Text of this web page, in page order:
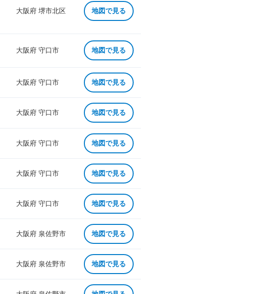
大阪府 堺市北区 地図で見る
大阪府 守口市 地図で見る
大阪府 守口市 地図で見る
大阪府 守口市 地図で見る
大阪府 守口市 地図で見る
大阪府 守口市 地図で見る
大阪府 守口市 地図で見る
大阪府 泉佐野市 地図で見る
大阪府 泉佐野市 地図で見る